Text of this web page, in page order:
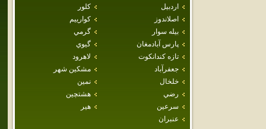
اردبيل
كلور
اصلاندوز
كوارييم
بيله سوار
گرمي
پارس آبادمغان
گيوي
تازه كندانكوت
لاهرود
جعفرآباد
مشكين شهر
خلخال
نمين
رضي
هشتچين
سرعين
هير
عنبران